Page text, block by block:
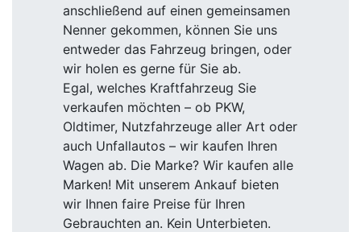
anschließend auf einen gemeinsamen
Nenner gekommen, können Sie uns
entweder das Fahrzeug bringen, oder
wir holen es gerne für Sie ab.
Egal, welches Kraftfahrzeug Sie
verkaufen möchten – ob PKW,
Oldtimer, Nutzfahrzeuge aller Art oder
auch Unfallautos – wir kaufen Ihren
Wagen ab. Die Marke? Wir kaufen alle
Marken! Mit unserem Ankauf bieten
wir Ihnen faire Preise für Ihren
Gebrauchten an. Kein Unterbieten.